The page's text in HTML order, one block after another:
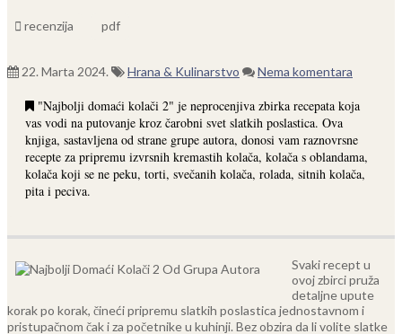
recenzija pdf
22. Marta 2024. Hrana & Kulinarstvo Nema komentara
"Najbolji domaći kolači 2" je neprocenjiva zbirka recepata koja
vas vodi na putovanje kroz čarobni svet slatkih poslastica. Ova
knjiga, sastavljena od strane grupe autora, donosi vam raznovrsne
recepte za pripremu izvrsnih kremastih kolača, kolača s oblandama,
kolača koji se ne peku, torti, svečanih kolača, rolada, sitnih kolača,
pita i peciva.
Svaki recept u
ovoj zbirci pruža
detaljne upute
korak po korak, čineći pripremu slatkih poslastica jednostavnom i
pristupačnom čak i za početnike u kuhinji. Bez obzira da li volite slatke